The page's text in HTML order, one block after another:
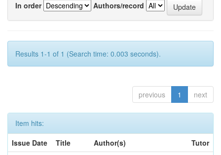
In order
Authors/record
Results 1-1 of 1 (Search time: 0.003 seconds).
previous 1 next
Item hits:
Issue Date
Title Author(s)
Tutor